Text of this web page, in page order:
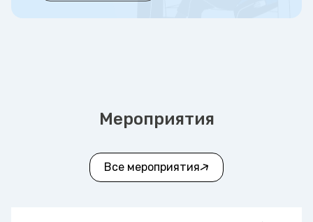
Мероприятия
Все мероприятия